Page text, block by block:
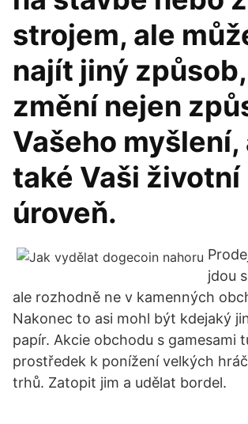
strojem, ale
najít jiný
změní nejen
Vašeho myšlení,
také Vaši životní
úroveň.
jdou
ale rozhodně ne v kamenných
Nakonec to asi mohl být kdejaký
papír. Akcie obchodu s gamesami
prostředek k ponížení velkých
trhů. Zatopit jim a udělat bordel.